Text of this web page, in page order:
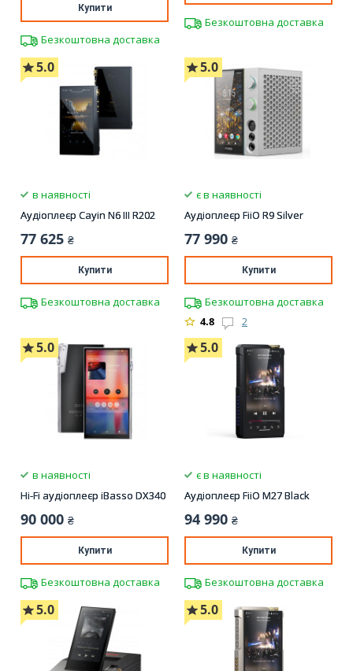
Купити
Безкоштовна доставка
Безкоштовна доставка
5.0
в наявності
Аудіоплеєр Cayin N6 III R202
77 625 ₴
Купити
Безкоштовна доставка
5.0
є в наявності
Аудіоплеєр FiiO R9 Silver
77 990 ₴
Купити
Безкоштовна доставка
4.8
2
5.0
в наявності
Hi-Fi аудіоплеєр iBasso DX340
90 000 ₴
Купити
Безкоштовна доставка
5.0
є в наявності
Аудіоплеєр FiiO M27 Black
94 990 ₴
Купити
Безкоштовна доставка
5.0 5.0